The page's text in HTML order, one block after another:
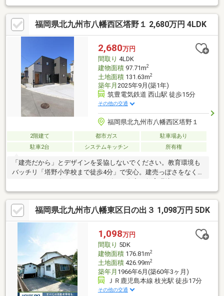
福岡県北九州市八幡西区塔野１ 2,680万円 4LDK
2,680万円
間取り 4LDK
建物面積97.71m2
土地面積131.63m2
築年月 2025年9月(築1年)
筑豊電気鉄道 西山駅 徒歩15分
その他の交通
福岡県北九州市八幡西区塔野１
2階建て 都市ガス
駐車場あり
駐車2台
システムキッチン 所有権
「建売だから」とデザインを妥協しないでください。教育環境も
バッチリ「塔野小学校まで徒歩4分」で安心。建売っぽさをなくし
「塔野小学校まで徒歩4分」で安心。設計のこだわりも鬼丸ハウス
ならでは。キッチンからリビングが見渡せる設計で、家事をしな
がらでもお子様の様子をしっかりチェックできます 。マンション
立地のようなスーパー・ドラッグストアの利便性も確保 。予算と
理想、どちらも叶える賢い選択です。立地の良さは駅距離だけで
はありません。家族の人生を考えて鬼丸ハウスは住宅をお届けし
ます！※水道引込工事代別途必要
福岡県北九州市八幡東区日の出３ 1,098万円 5DK
1,098万円
間取り 5DK
建物面積176.81m2
土地面積426.99m2
築年月 1966年6月(築60年3ヶ月)
ＪＲ鹿児島本線 枝光駅 徒歩17分
その他の交通